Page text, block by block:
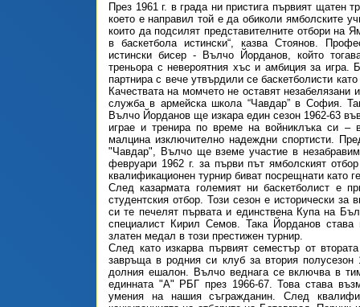
През 1961 г. в града ни пристига първият щатен
което е направил той е да обиколи ямболските
които да подсилят представителните отбори на
в баскетбола истински“, казва Стоянов.
истински бисер - Вълчо Йорданов, който
треньора с невероятния хъс и амбиция за
партнира с вече утвърдили се баскетболисти
Качествата на момчето не оставят незабелязани
служба в армейска школа “Чавдар” в София.
Вълчо Йорданов ще изкара един сезон 1962-63
играе и тренира по време на войниклъка си –
малцина изключително надеждни спортисти.
"Чавдар", Вълчо ще вземе участие в
февруари 1962 г. за първи път ямболският
квалификационен турнир биват посрещнати като
След казармата големият ни баскетболист е
студентския отбор. Този сезон е исторически
си те печелят първата и единствена Купа на
специалист Кирил Семов. Така Йорданов
златен медал в този престижен турнир.
След като изкарва първият семестър от
завръща в родния си клуб за втория полусезон
долния ешалон. Вълчо веднага се включва в
единната "А" РБГ през 1966-67. Това става
умения на нашия съгражданин. След